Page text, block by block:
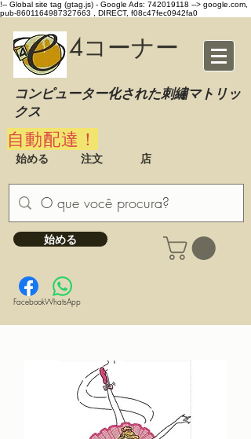
!-- Global site tag (gtag.js) - Google Ads: 742019118 --> google.com,
pub-8601164987327663 , DIRECT, f08c47fec0942fa0
4コーナー
コンピューター化された刺繡マトリッ
クス
自動配達！
始める 注文 店
始める
FacebookWhatsApp